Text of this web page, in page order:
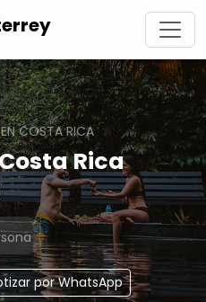
COSTA RICA
Rica
por WhatsApp